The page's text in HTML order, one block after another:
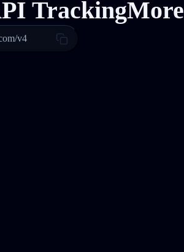
TrackingMore
v4